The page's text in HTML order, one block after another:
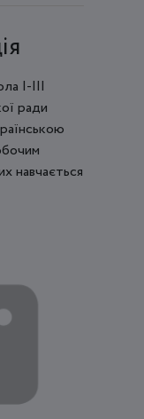
І-ІІІ
ради
навчається